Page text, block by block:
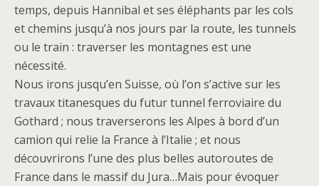
temps, depuis Hannibal et ses éléphants par les cols
et chemins jusqu’à nos jours par la route, les tunnels
ou le train : traverser les montagnes est une
nécessité.
Nous irons jusqu’en Suisse, où l’on s’active sur les
travaux titanesques du futur tunnel ferroviaire du
Gothard ; nous traverserons les Alpes à bord d’un
camion qui relie la France à l’Italie ; et nous
découvrirons l’une des plus belles autoroutes de
France dans le massif du Jura…Mais pour évoquer